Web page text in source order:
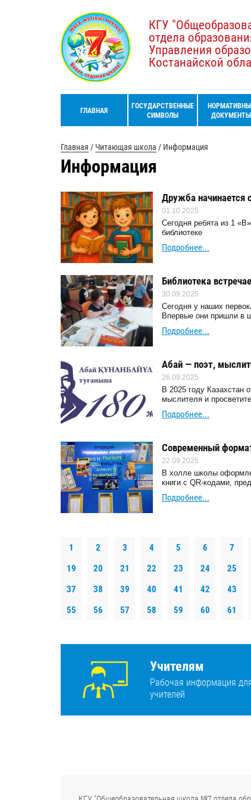
КГУ
отдела
Управления
Костанайской
ГЛАВНАЯ
ГОСУДАРСТВЕННЫЕ
СИМВОЛЫ
ДОКУМЕНТЫ
Главная / Читающая школа / Информация
Информация
Дружба начинается
01.10.2025
Сегодня ребята из 1
библиотеке
Подробнее...
Библиотека
30.09.2025
Сегодня у наших
Впервые они пришли в
Подробнее...
Абай — поэт,
26.09.2025
В 2025 году Казахстан
мыслителя и
Подробнее...
Современный
22.09.2025
В холле школы
книги с QR-кодами,
Подробнее...
1 2 3 4 5 6 7
19
20 21 22 23 24 25
37
38 39 40 41 42 43
55
56 57 58 59 60 61
Учителям
Рабочая информация
учителей